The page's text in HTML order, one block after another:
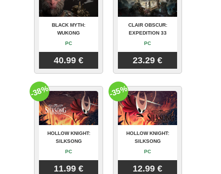
BLACK MYTH:
WUKONG
PC
40.99 €
CLAIR OBSCUR:
EXPEDITION 33
PC
23.29 €
HOLLOW KNIGHT:
SILKSONG
PC
11.99 €
-38%
HOLLOW KNIGHT:
SILKSONG
PC
12.99 €
-35%